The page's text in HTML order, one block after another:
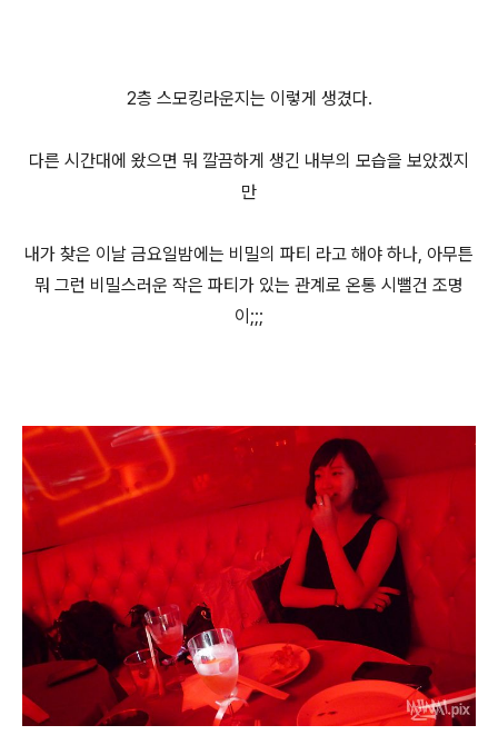
2층 스모킹라운지는 이렇게 생겼다.
다른 시간대에 왔으면 뭐 깔끔하게 생긴 내부의 모습을 보았겠지
만
내가 찾은 이날 금요일밤에는 비밀의 파티 라고 해야 하나, 아무튼
뭐 그런 비밀스러운 작은 파티가 있는 관계로 온통 시뻘건 조명
이;;;